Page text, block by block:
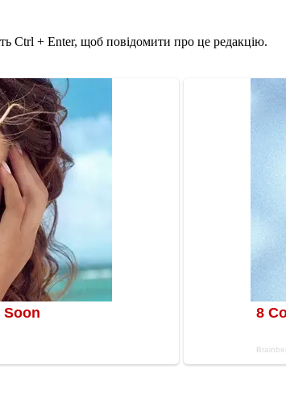
Ctrl + Enter, щоб повідомити про це редакцію.